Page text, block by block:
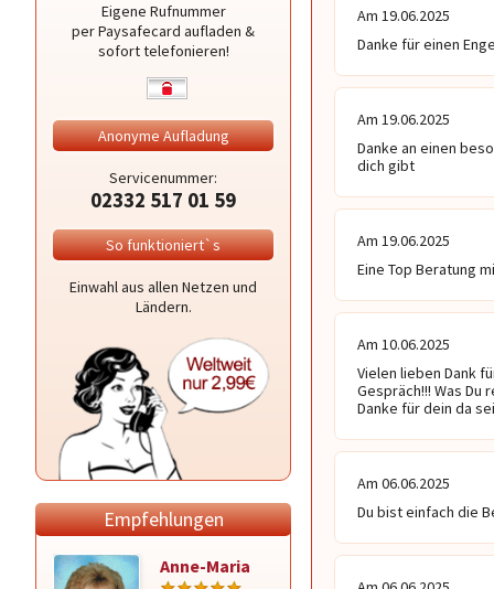
Eigene Rufnummer
per Paysafecard aufladen &
sofort telefonieren!
Anonyme Aufladung
Servicenummer:
02332 517 01 59
So funktioniert`s
Einwahl aus allen Netzen und
Ländern.
Empfehlungen
Anne-Maria
Am 19.06.2025
Danke für einen
Am 19.06.2025
Danke an einen
dich gibt
Am 19.06.2025
Eine Top Beratung
Am 10.06.2025
Vielen lieben Dank
Gespräch!!! Was
Danke für dein da
Am 06.06.2025
Du bist einfach die